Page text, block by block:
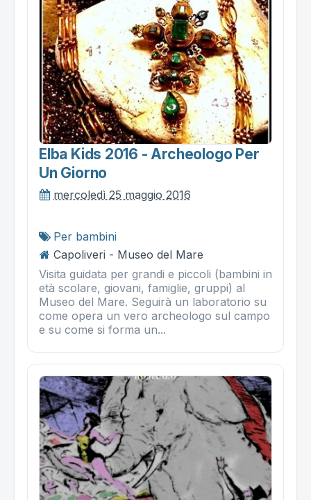
Elba Kids 2016 - Archeologo Per
Un Giorno
mercoledì 25 maggio 2016
Per bambini
Capoliveri - Museo del Mare
Visita guidata per grandi e piccoli (bambini in
età scolare, giovani, famiglie, gruppi) al
Museo del Mare. Seguirà un laboratorio su
come opera un vero archeologo sul campo
e su come si forma un...